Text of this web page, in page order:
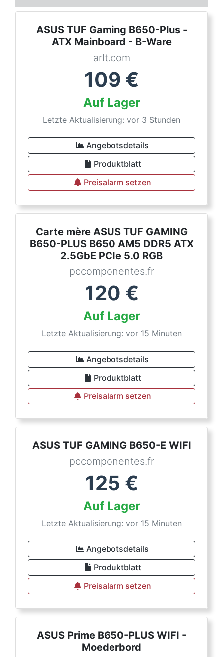
ASUS TUF Gaming B650-Plus -
ATX Mainboard - B-Ware
arlt.com
109 €
Auf Lager
Letzte Aktualisierung: vor 3 Stunden
Angebotsdetails
Produktblatt
Preisalarm setzen
Carte mère ASUS TUF GAMING
B650-PLUS B650 AM5 DDR5 ATX
2.5GbE PCIe 5.0 RGB
pccomponentes.fr
120 €
Auf Lager
Letzte Aktualisierung: vor 15 Minuten
Angebotsdetails
Produktblatt
Preisalarm setzen
ASUS TUF GAMING B650-E WIFI
pccomponentes.fr
125 €
Auf Lager
Letzte Aktualisierung: vor 15 Minuten
Angebotsdetails
Produktblatt
Preisalarm setzen
ASUS Prime B650-PLUS WIFI -
Moederbord